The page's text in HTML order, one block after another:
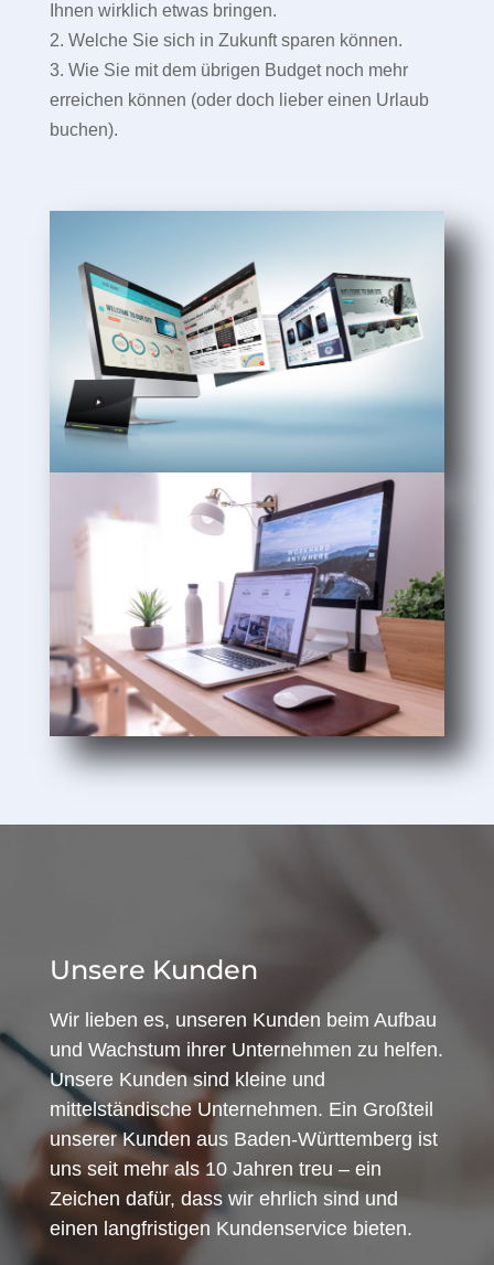
Ihnen wirklich etwas bringen.
2. Welche Sie sich in Zukunft sparen können.
3. Wie Sie mit dem übrigen Budget noch mehr
erreichen können (oder doch lieber einen Urlaub
buchen).
Unsere Kunden
Wir lieben es, unseren Kunden beim Aufbau
und Wachstum ihrer Unternehmen zu helfen.
Unsere Kunden sind kleine und
mittelständische Unternehmen. Ein Großteil
unserer Kunden aus Baden-Württemberg ist
uns seit mehr als 10 Jahren treu – ein
Zeichen dafür, dass wir ehrlich sind und
einen langfristigen Kundenservice bieten.